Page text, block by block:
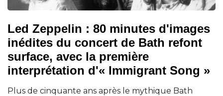
Led Zeppelin : 80 minutes d'images
inédites du concert de Bath refont
surface, avec la première
interprétation d'« Immigrant Song »
Plus de cinquante ans après le mythique Bath